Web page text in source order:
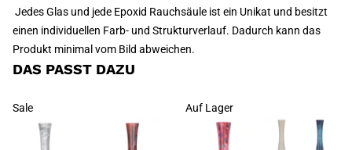
Jedes Glas und jede Epoxid Rauchsäule ist ein Unikat und besitzt
einen individuellen Farb- und Strukturverlauf. Dadurch kann das
Produkt minimal vom Bild abweichen.
DAS PASST DAZU
Sale Auf Lager